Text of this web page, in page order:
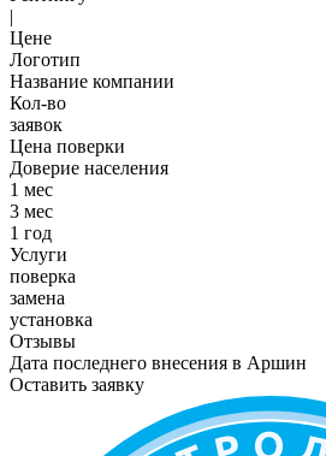
|
Цене
Логотип
Название компании
Кол-во
заявок
Цена поверки
Доверие населения
1 мес
3 мес
1 год
Услуги
поверка
замена
установка
Отзывы
Дата последнего внесения в Аршин
Оставить заявку